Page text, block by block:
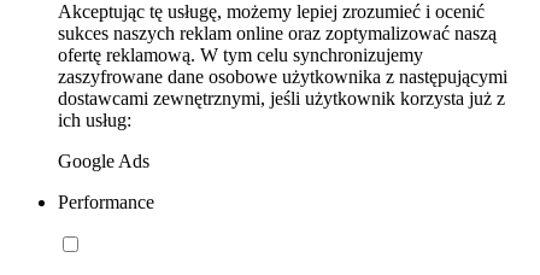
Akceptując tę usługę, możemy lepiej zrozumieć i ocenić
sukces naszych reklam online oraz zoptymalizować naszą
ofertę reklamową. W tym celu synchronizujemy
zaszyfrowane dane osobowe użytkownika z następującymi
dostawcami zewnętrznymi, jeśli użytkownik korzysta już z
ich usług:
Google Ads
Performance